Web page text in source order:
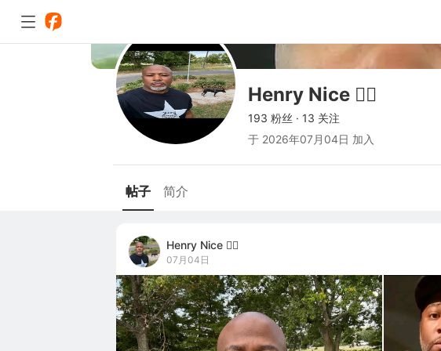
Henry Nice 👍🏾
193 粉丝 · 13 关注
于 2026年07月04日 加入
帖子 简介
Henry Nice 👍🏾
07月04日